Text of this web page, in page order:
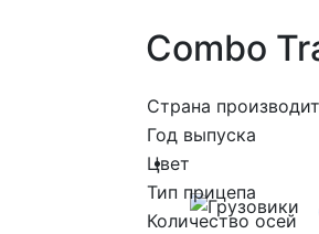
Грузовики
Combo
Страна
Год выпуска
Цвет
Тип прицепа
Количество осей